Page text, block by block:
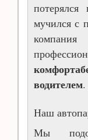
мучился с
компания
водителем.
Наш
Мы